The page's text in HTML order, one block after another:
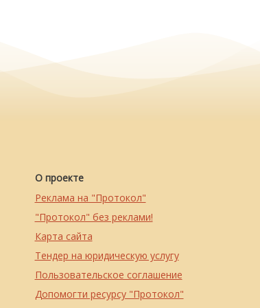
О проекте
Реклама на "Протокол"
"Протокол" без реклами!
Карта сайта
Тендер на юридическую услугу
Пользовательское соглашение
Допомогти ресурсу "Протокол"